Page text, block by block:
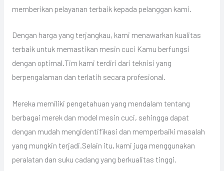
memberikan pelayanan terbaik kepada pelanggan kami.
Dengan harga yang terjangkau, kami menawarkan kualitas
terbaik untuk memastikan mesin cuci Kamu berfungsi
dengan optimal.Tim kami terdiri dari teknisi yang
berpengalaman dan terlatih secara profesional.
Mereka memiliki pengetahuan yang mendalam tentang
berbagai merek dan model mesin cuci, sehingga dapat
dengan mudah mengidentifikasi dan memperbaiki masalah
yang mungkin terjadi.Selain itu, kami juga menggunakan
peralatan dan suku cadang yang berkualitas tinggi.